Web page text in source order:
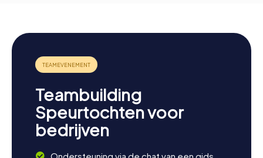
Teambuilding
Speurtochten voor
bedrijven